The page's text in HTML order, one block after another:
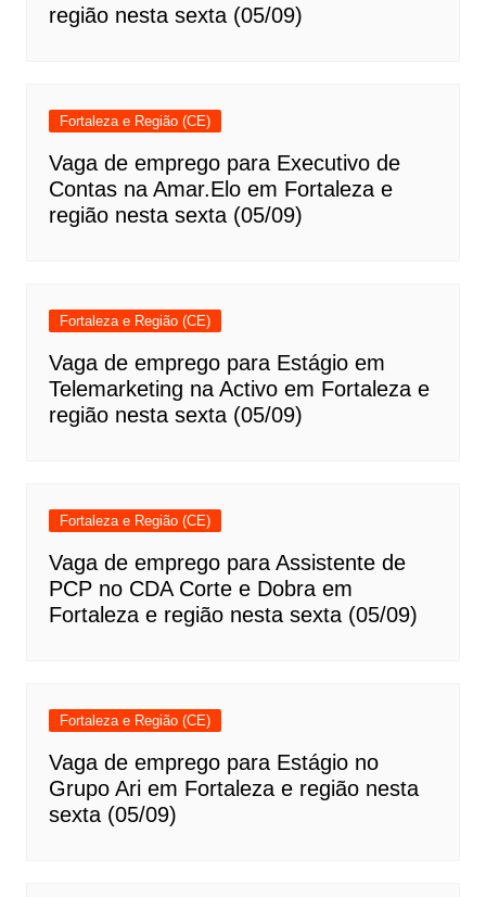
região nesta sexta (05/09)
Fortaleza e Região (CE)
Vaga de emprego para Executivo de
Contas na Amar.Elo em Fortaleza e
região nesta sexta (05/09)
Fortaleza e Região (CE)
Vaga de emprego para Estágio em
Telemarketing na Activo em Fortaleza e
região nesta sexta (05/09)
Fortaleza e Região (CE)
Vaga de emprego para Assistente de
PCP no CDA Corte e Dobra em
Fortaleza e região nesta sexta (05/09)
Fortaleza e Região (CE)
Vaga de emprego para Estágio no
Grupo Ari em Fortaleza e região nesta
sexta (05/09)